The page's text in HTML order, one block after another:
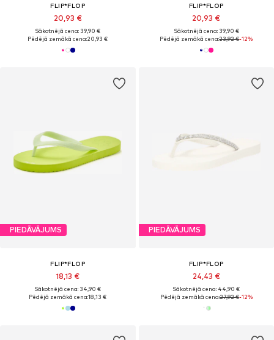
FLIP*FLOP
20,93 €
Sākotnējā cena: 39,90 €
Pēdējā zemākā cena:20,93 €
FLIP*FLOP
20,93 €
Sākotnējā cena: 39,90 €
Pēdējā zemākā cena:23,92 €-12%
PIEDĀVĀJUMS
FLIP*FLOP
18,13 €
Sākotnējā cena: 34,90 €
Pēdējā zemākā cena:18,13 €
PIEDĀVĀJUMS
FLIP*FLOP
24,43 €
Sākotnējā cena: 44,90 €
Pēdējā zemākā cena:27,92 €-12%